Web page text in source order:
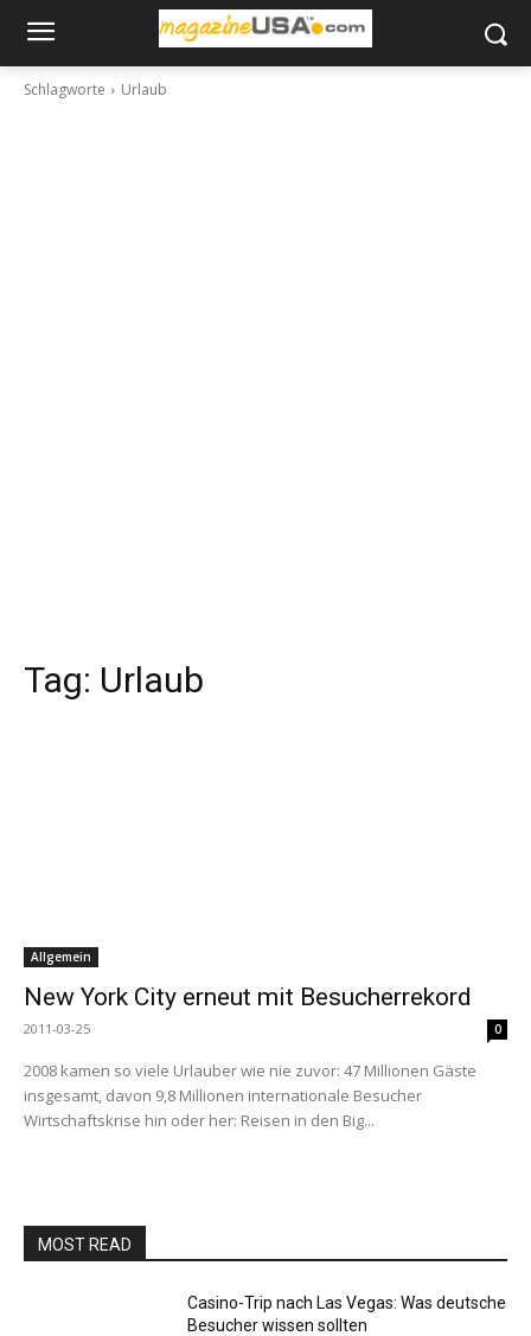
Schlagworte Urlaub
Tag: Urlaub
Allgemein
New York City erneut mit Besucherrekord
2011-03-25 0
2008 kamen so viele Urlauber wie nie zuvor: 47 Millionen Gäste
insgesamt, davon 9,8 Millionen internationale Besucher
Wirtschaftskrise hin oder her: Reisen in den Big...
MOST READ
Casino-Trip nach Las Vegas: Was deutsche
Besucher wissen sollten